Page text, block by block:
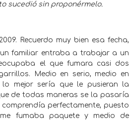
sucedió sin proponérmelo.
Recuerdo muy bien esa fecha,
familiar entraba a trabajar a un
el que fumara casi dos
Medio en serio, medio en
mejor sería que le pusieran la
de todas maneras se la pasaría
perfectamente, puesto
fumaba paquete y medio de